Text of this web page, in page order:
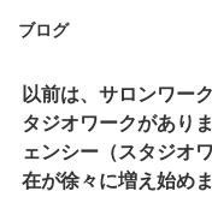
ブログ
以前は、サロンワー
タジオワークがあり
ェンシー（スタジオ
在が徐々に増え始めま